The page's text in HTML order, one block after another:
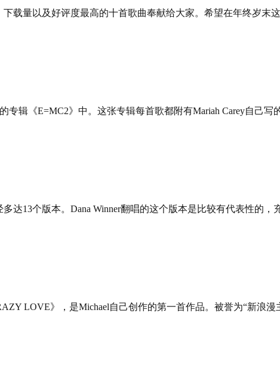
载量以及好评度最高的十首歌曲奉献给大家。希望在年终岁末
专辑《E=MC2》中。这张专辑每首歌都附有Mariah Carey自己写
达13个版本。Dana Winner翻唱的这个版本是比较有代表性的，
LOVE》，是Michael自己创作的第一首作品。被誉为“新浪漫